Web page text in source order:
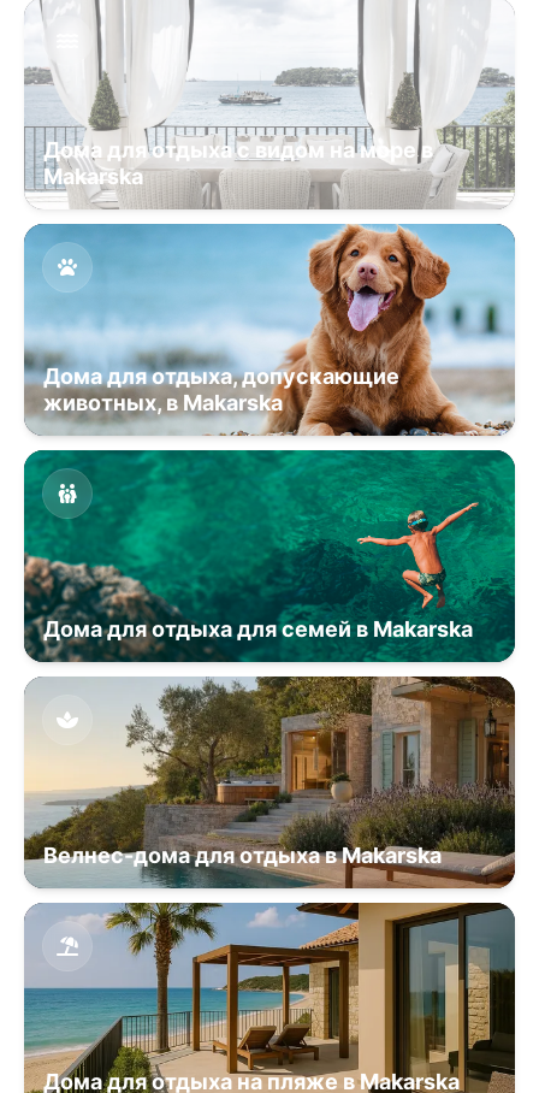
Дома для отдыха с видом на море в
Makarska
Дома для отдыха, допускающие
животных, в Makarska
Дома для отдыха для семей в Makarska
Велнес-дома для отдыха в Makarska
Дома для отдыха на пляже в Makarska